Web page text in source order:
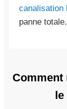
canalisation
panne totale.
Comment
le